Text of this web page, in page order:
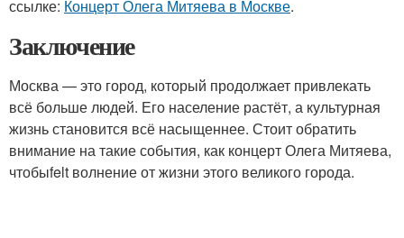
ссылке: Концерт Олега Митяева в Москве.
Заключение
Москва — это город, который продолжает привлекать
всё больше людей. Его население растёт, а культурная
жизнь становится всё насыщеннее. Стоит обратить
внимание на такие события, как концерт Олега Митяева,
чтобыfelt волнение от жизни этого великого города.